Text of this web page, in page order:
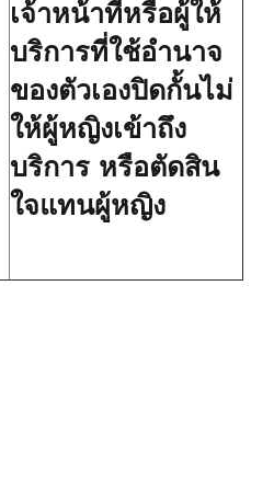
เจ้าหน้าที่หรือผู้ให้
บริการที่ใช้อำนาจ
ของตัวเองปิดกั้นไม่
ให้ผู้หญิงเข้าถึง
บริการ หรือตัดสิน
ใจแทนผู้หญิง